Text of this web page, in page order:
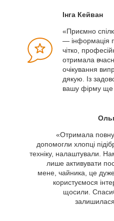
Інга Кейван
«Приємно
— інформація
чітко,
отримала
очікування
дякую. Із
вашу фірму
«Отримала повну
допомогли хлопці
техніку, налаштували.
лише активувати
мене, чайника, це
користуємося
щосили.